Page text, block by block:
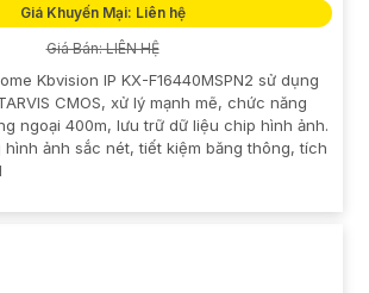
Giá Khuyến Mại: Liên hệ
Giá Bán: LIÊN HỆ
Kbvision IP KX-F16440MSPN2 sử dụng
CMOS, xử lý mạnh mẽ, chức năng
ngoại 400m, lưu trữ dữ liệu chip hình ảnh.
ảnh sắc nét, tiết kiệm băng thông, tích